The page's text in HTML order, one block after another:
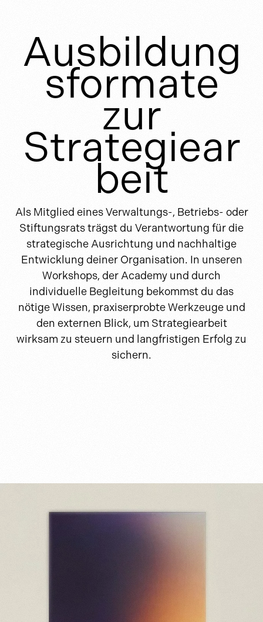
Ausbildung
sformate
zur
Strategiear
beit
Als Mitglied eines Verwaltungs-, Betriebs- oder
Stiftungsrats trägst du Verantwortung für die
strategische Ausrichtung und nachhaltige
Entwicklung deiner Organisation. In unseren
Workshops, der Academy und durch
individuelle Begleitung bekommst du das
nötige Wissen, praxiserprobte Werkzeuge und
den externen Blick, um Strategiearbeit
wirksam zu steuern und langfristigen Erfolg zu
sichern.